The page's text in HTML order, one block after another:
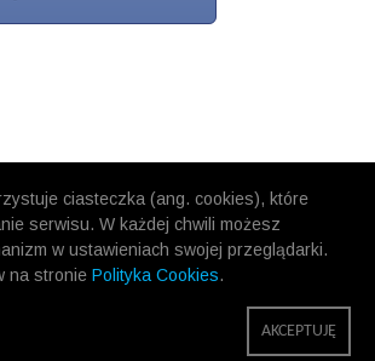
ciasteczka (ang. cookies), które
serwisu. W każdej chwili możesz
w ustawieniach swojej przeglądarki.
na stronie Polityka Cookies.
AKCEPTUJĘ